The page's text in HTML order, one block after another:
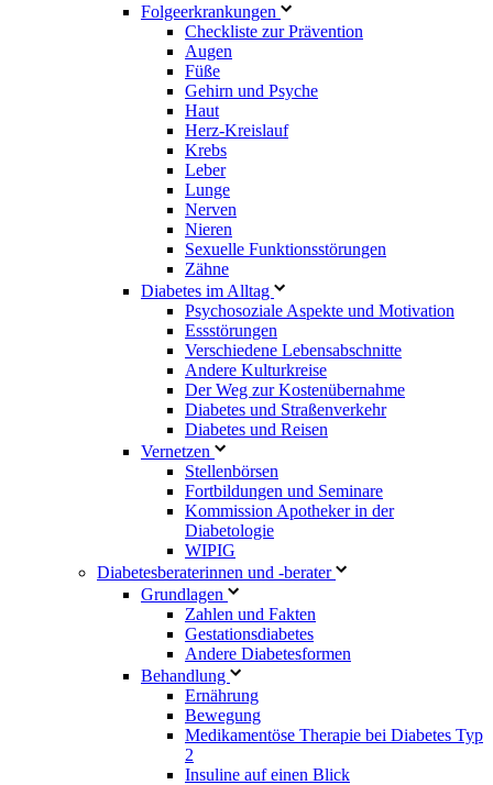
Fol­ge­er­kran­kun­gen
Checkliste zur Prävention
Augen
Füße
Gehirn und Psyche
Haut
Herz-Kreislauf
Krebs
Leber
Lunge
Nerven
Nieren
Sexuelle Funktionsstörungen
Zähne
Diabetes im Alltag
Psychosoziale Aspekte und Motivation
Essstörungen
Verschiedene Lebensabschnitte
Andere Kulturkreise
Der Weg zur Kostenübernahme
Diabetes und Straßenverkehr
Diabetes und Reisen
Vernetzen
Stellenbörsen
Fortbildungen und Seminare
Kommission Apotheker in der
Diabetologie
WIPIG
Diabetesberaterinnen und -berater
Grundlagen
Zahlen und Fakten
Gestationsdiabetes
Andere Diabetesformen
Behandlung
Ernährung
Bewegung
Medikamentöse Therapie bei Diabetes Typ
2
Insuline auf einen Blick